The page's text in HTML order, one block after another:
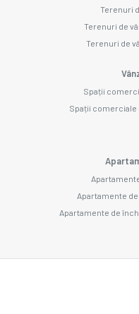
Terenuri
Terenuri de
Terenuri de
Spații
Spații comerciale
Apartamente
Apartamente de